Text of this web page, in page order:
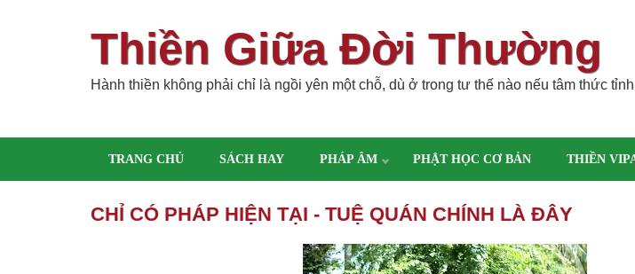
Thiền Giữa Đời Thường
Hành thiền không phải chỉ là ngồi yên một chỗ, dù ở trong tư thế nào nếu tâm thức
TRANG CHỦ SÁCH HAY PHÁP ÂM PHẬT HỌC CƠ BẢN THIỀN
CHỈ CÓ PHÁP HIỆN TẠI - TUỆ QUÁN CHÍNH LÀ ĐÂY